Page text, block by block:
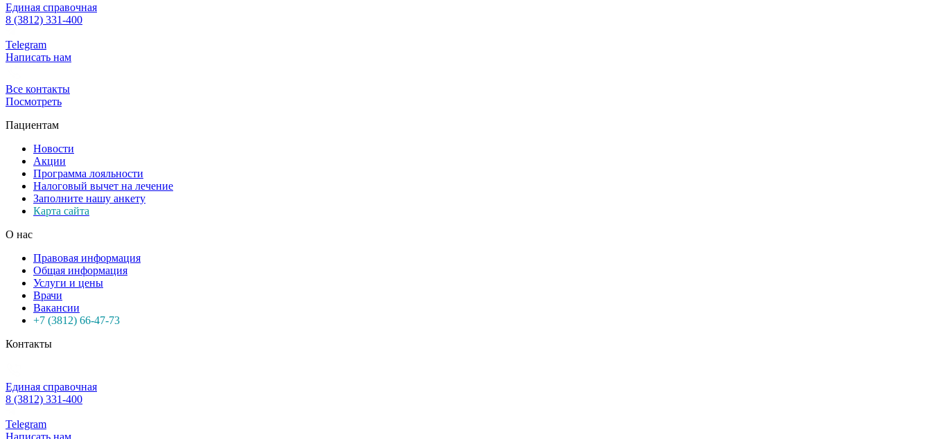
Единая справочная
8 (3812) 331-400
Telegram
Написать нам
Все контакты
Посмотреть
Пациентам
Новости
Акции
Программа лояльности
Налоговый вычет на лечение
Заполните нашу анкету
Карта сайта
О нас
Правовая информация
Общая информация
Услуги и цены
Врачи
Вакансии
+7 (3812) 66-47-73
Контакты
Единая справочная
8 (3812) 331-400
Telegram
Написать нам